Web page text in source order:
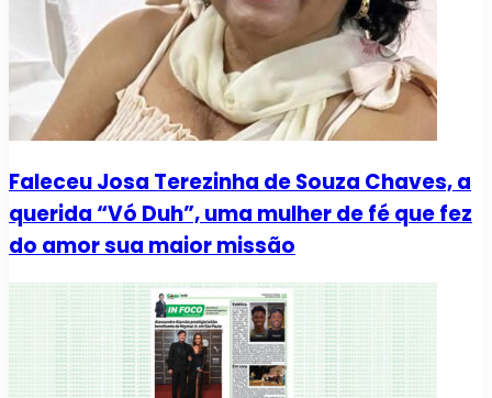
Faleceu Josa Terezinha de Souza Chaves, a
querida “Vó Duh”, uma mulher de fé que fez
do amor sua maior missão